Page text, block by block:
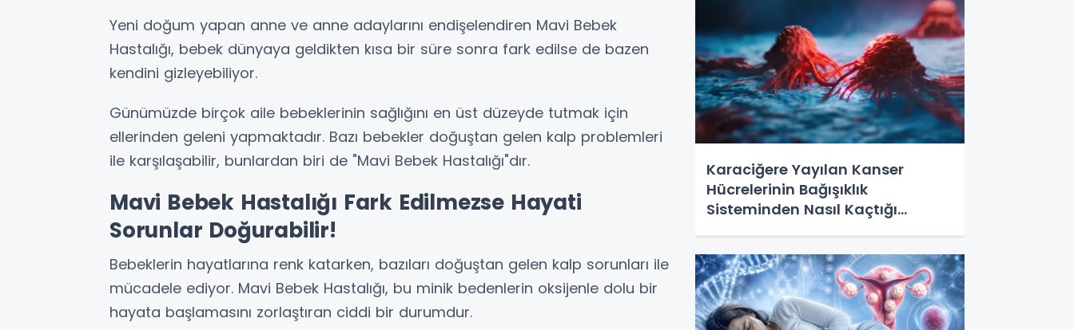
Yeni doğum yapan anne ve anne adaylarını endişelendiren Mavi Bebek
Hastalığı, bebek dünyaya geldikten kısa bir süre sonra fark edilse de bazen
kendini gizleyebiliyor.
Günümüzde birçok aile bebeklerinin sağlığını en üst düzeyde tutmak için
ellerinden geleni yapmaktadır. Bazı bebekler doğuştan gelen kalp problemleri
ile karşılaşabilir, bunlardan biri de "Mavi Bebek Hastalığı"dır.
Mavi Bebek Hastalığı Fark Edilmezse Hayati
Sorunlar Doğurabilir!
Bebeklerin hayatlarına renk katarken, bazıları doğuştan gelen kalp sorunları ile
mücadele ediyor. Mavi Bebek Hastalığı, bu minik bedenlerin oksijenle dolu bir
hayata başlamasını zorlaştıran ciddi bir durumdur.
Karaciğere Yayılan Kanser
Hücrelerinin Bağışıklık
Sisteminden Nasıl Kaçtığı